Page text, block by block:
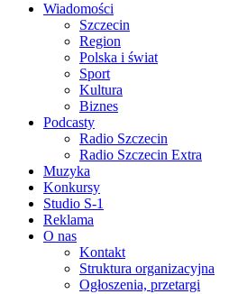
Wiadomości
Szczecin
Region
Polska i świat
Sport
Kultura
Biznes
Podcasty
Radio Szczecin
Radio Szczecin Extra
Muzyka
Konkursy
Studio S-1
Reklama
O nas
Kontakt
Struktura organizacyjna
Ogłoszenia, przetargi